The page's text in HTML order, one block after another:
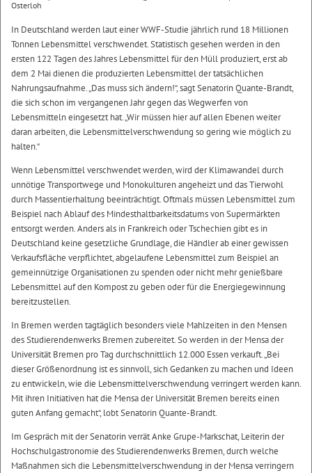
Osterloh
In Deutschland werden laut einer WWF-Studie jährlich rund 18 Millionen
Tonnen Lebensmittel verschwendet. Statistisch gesehen werden in den
ersten 122 Tagen des Jahres Lebensmittel für den Müll produziert, erst ab
dem 2 Mai dienen die produzierten Lebensmittel der tatsächlichen
Nahrungsaufnahme. „Das muss sich ändern!“, sagt Senatorin Quante-Brandt,
die sich schon im vergangenen Jahr gegen das Wegwerfen von
Lebensmitteln eingesetzt hat. „Wir müssen hier auf allen Ebenen weiter
daran arbeiten, die Lebensmittelverschwendung so gering wie möglich zu
halten.“
Wenn Lebensmittel verschwendet werden, wird der Klimawandel durch
unnötige Transportwege und Monokulturen angeheizt und das Tierwohl
durch Massentierhaltung beeinträchtigt. Oftmals müssen Lebensmittel zum
Beispiel nach Ablauf des Mindesthaltbarkeitsdatums von Supermärkten
entsorgt werden. Anders als in Frankreich oder Tschechien gibt es in
Deutschland keine gesetzliche Grundlage, die Händler ab einer gewissen
Verkaufsfläche verpflichtet, abgelaufene Lebensmittel zum Beispiel an
gemeinnützige Organisationen zu spenden oder nicht mehr genießbare
Lebensmittel auf den Kompost zu geben oder für die Energiegewinnung
bereitzustellen.
In Bremen werden tagtäglich besonders viele Mahlzeiten in den Mensen
des Studierendenwerks Bremen zubereitet. So werden in der Mensa der
Universität Bremen pro Tag durchschnittlich 12.000 Essen verkauft. „Bei
dieser Größenordnung ist es sinnvoll, sich Gedanken zu machen und Ideen
zu entwickeln, wie die Lebensmittelverschwendung verringert werden kann.
Mit ihren Initiativen hat die Mensa der Universität Bremen bereits einen
guten Anfang gemacht“, lobt Senatorin Quante-Brandt.
Im Gespräch mit der Senatorin verrät Anke Grupe-Markschat, Leiterin der
Hochschulgastronomie des Studierendenwerks Bremen, durch welche
Maßnahmen sich die Lebensmittelverschwendung in der Mensa verringern